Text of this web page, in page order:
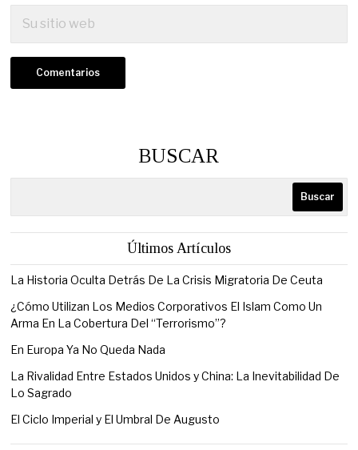
BUSCAR
Buscar
Últimos Artículos
La Historia Oculta Detrás De La Crisis Migratoria De Ceuta
¿Cómo Utilizan Los Medios Corporativos El Islam Como Un
Arma En La Cobertura Del “Terrorismo”?
En Europa Ya No Queda Nada
La Rivalidad Entre Estados Unidos y China: La Inevitabilidad De
Lo Sagrado
El Ciclo Imperial y El Umbral De Augusto